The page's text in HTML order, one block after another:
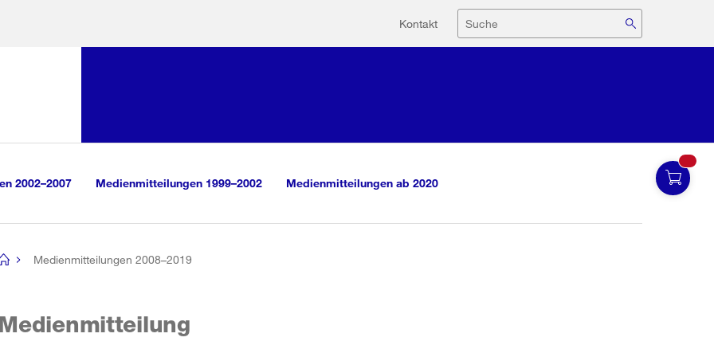
Hilfsnavigation
Kontakt Suche
2002–2007 Medienmitteilungen 1999–2002 Medienmitteilungen ab 2020
Medienmitteilungen 2008–2019